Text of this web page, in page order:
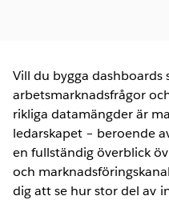
Vill du bygga dashboards
arbetsmarknadsfrågor
rikliga datamängder är
ledarskapet – beroende
en fullständig överblick
och
dig att se hur stor del av